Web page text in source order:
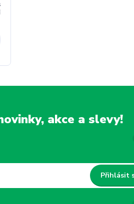
akce a slevy!
Přihlásit